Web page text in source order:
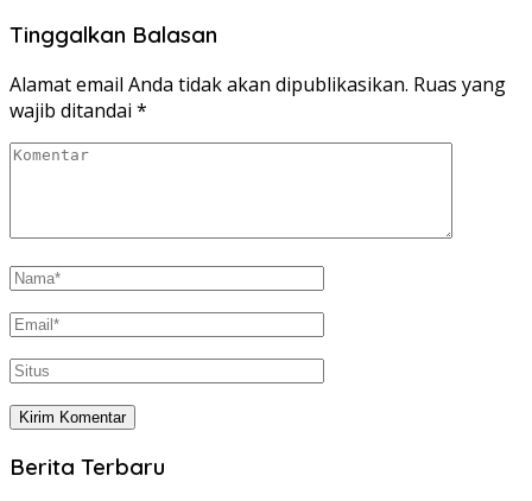
Tinggalkan Balasan
Alamat email Anda tidak akan dipublikasikan. Ruas yang
wajib ditandai *
Berita Terbaru